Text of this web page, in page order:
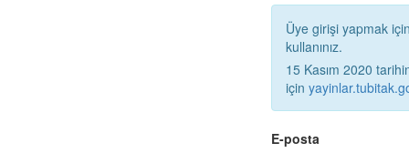
Üye girişi yapmak için
kullanınız.
15 Kasım 2020
için
E-posta